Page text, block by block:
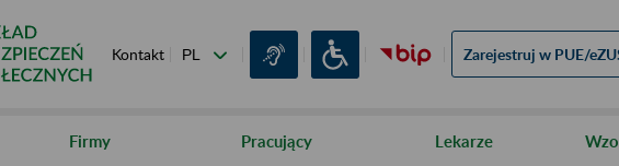
Kontakt Zarejestruj w PUE/
Firmy Pracujący Lekarze